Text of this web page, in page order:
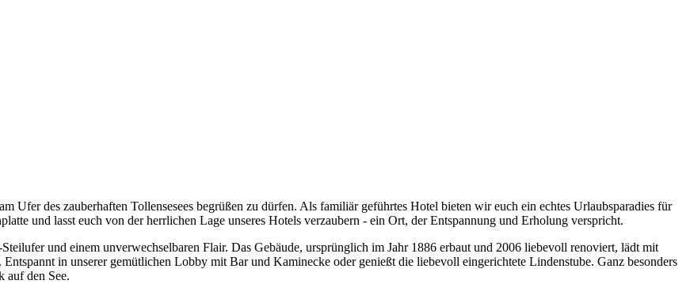
Ufer des zauberhaften Tollensesees begrüßen zu dürfen. Als familiär geführtes Hotel bieten wir euch ein echtes Urlaubsparadies für
und lasst euch von der herrlichen Lage unseres Hotels verzaubern - ein Ort, der Entspannung und Erholung verspricht.
und einem unverwechselbaren Flair. Das Gebäude, ursprünglich im Jahr 1886 erbaut und 2006 liebevoll renoviert, lädt mit
in unserer gemütlichen Lobby mit Bar und Kaminecke oder genießt die liebevoll eingerichtete Lindenstube. Ganz besonders
auf den See.